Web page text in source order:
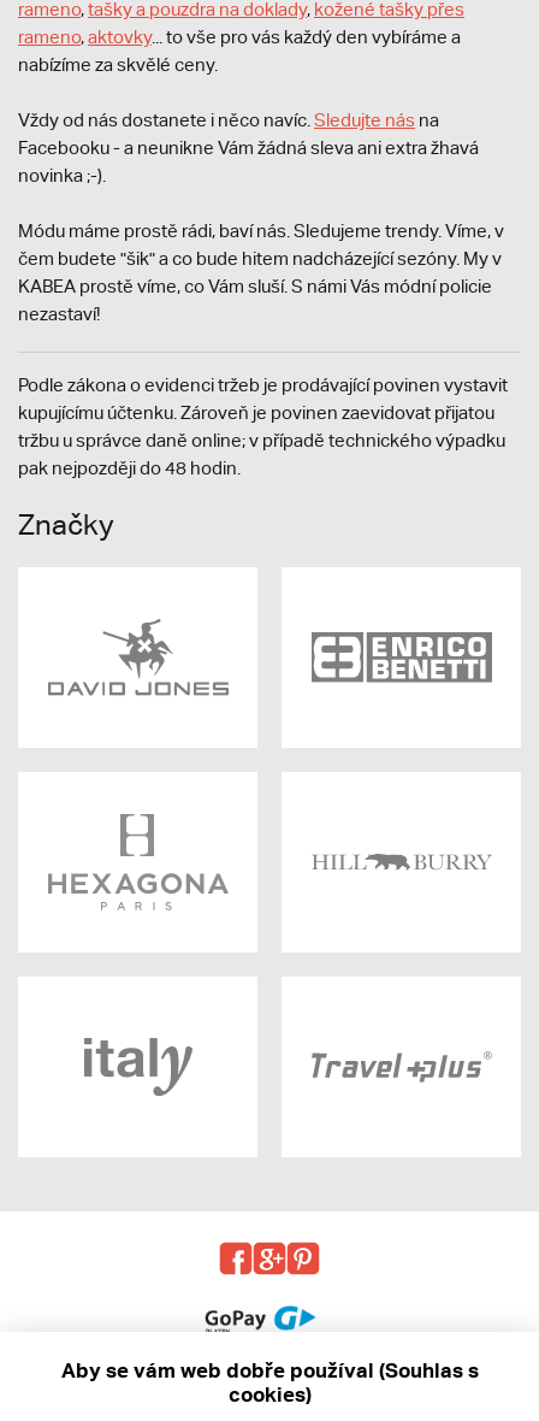
rameno,tašky a pouzdra na doklady, kožené tašky přes
rameno,aktovky... to vše pro vás každý den vybíráme a
nabízíme za skvělé ceny.
Vždy od nás dostanete i něco navíc. Sledujte nás na
Facebooku - a neunikne Vám žádná sleva ani extra žhavá
novinka ;-).
Módu máme prostě rádi, baví nás. Sledujeme trendy. Víme, v
čem budete "šik" a co bude hitem nadcházející sezóny. My v
KABEA prostě víme, co Vám sluší. S námi Vás módní policie
nezastaví!
Podle zákona o evidenci tržeb je prodávající povinen vystavit
kupujícímu účtenku. Zároveň je povinen zaevidovat přijatou
tržbu u správce daně online; v případě technického výpadku
pak nejpozději do 48 hodin.
Značky
Aby se vám web dobře používal (Souhlas s
cookies)